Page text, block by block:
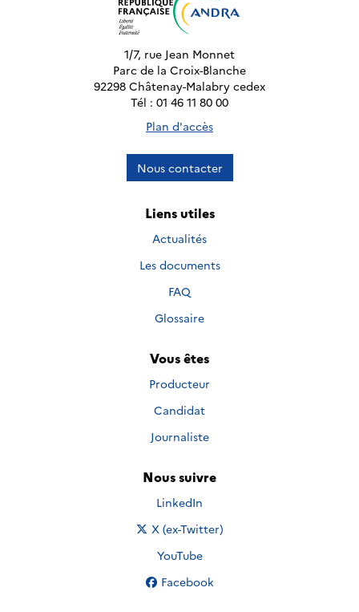
1/7, rue Jean Monnet
Parc de la Croix-Blanche
92298 Châtenay-Malabry cedex
Tél : 01 46 11 80 00
Plan d'accès
Nous contacter
Liens utiles
Actualités
Les documents
FAQ
Glossaire
Vous êtes
Producteur
Candidat
Journaliste
Nous suivre
Nous suivre sur
LinkedIn
Nous suivre sur
X (ex-Twitter)
Nous suivre sur
YouTube
Nous suivre sur
Facebook